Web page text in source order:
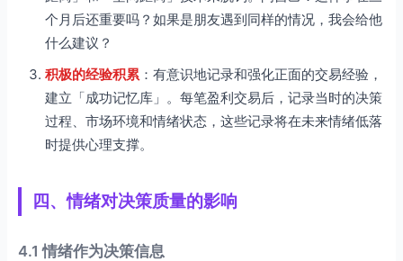
个月后还重要吗？如果是朋友遇到同样的情况，我会给他
什么建议？
积极的经验积累 ：有意识地记录和强化正面的交易经验，
建立「成功记忆库」。每笔盈利交易后，记录当时的决策
过程、市场环境和情绪状态，这些记录将在未来情绪低落
时提供心理支撑。
四、情绪对决策质量的影响
4.1 情绪作为决策信息